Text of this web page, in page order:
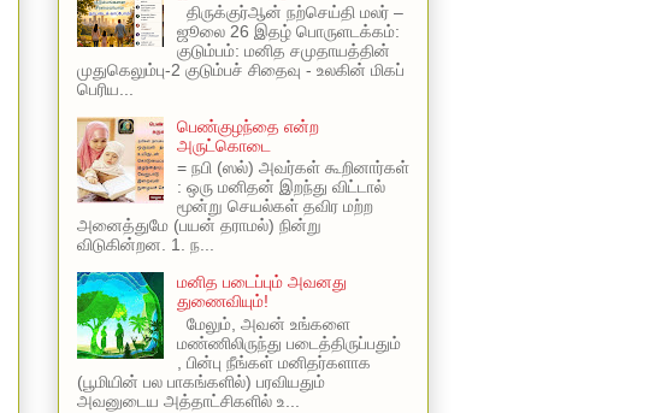
திருக்குர்ஆன் நற்செய்தி மலர் –
ஜூலை 26 இதழ் பொருளடக்கம்:
குடும்பம்: மனித சமுதாயத்தின்
முதுகெலும்பு-2 குடும்பச் சிதைவு - உலகின் மிகப்
பெரிய...
பெண்குழந்தை என்ற
அருட்கொடை
= நபி (ஸல்) அவர்கள் கூறினார்கள்
: ஒரு மனிதன் இறந்து விட்டால்
மூன்று செயல்கள் தவிர மற்ற
அனைத்துமே (பயன் தராமல்) நின்று
விடுகின்றன. 1. ந...
மனித படைப்பும் அவனது
துணைவியும்!
மேலும், அவன் உங்களை
மண்ணிலிருந்து படைத்திருப்பதும்
, பின்பு நீங்கள் மனிதர்களாக
(பூமியின் பல பாகங்களில்) பரவியதும்
அவனுடைய அத்தாட்சிகளில் உ...